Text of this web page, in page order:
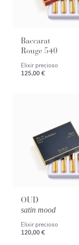
Baccarat
Rouge 540
Elixir precioso
125,00 €
OUD
satin mood
Elixir precioso
120,00 €